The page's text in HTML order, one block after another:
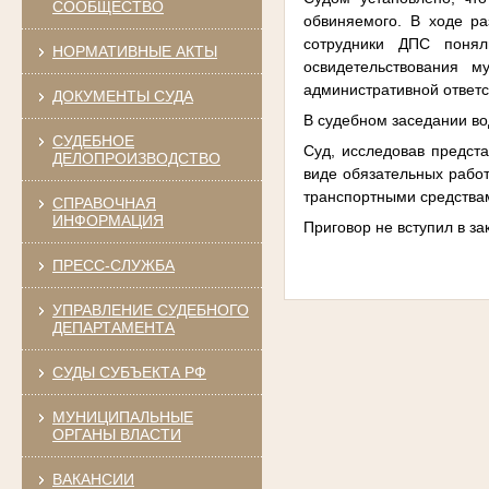
СООБЩЕСТВО
НОРМАТИВНЫЕ АКТЫ
ДОКУМЕНТЫ СУДА
СУДЕБНОЕ
ДЕЛОПРОИЗВОДСТВО
СПРАВОЧНАЯ
ИНФОРМАЦИЯ
ПРЕСС-СЛУЖБА
УПРАВЛЕНИЕ СУДЕБНОГО
ДЕПАРТАМЕНТА
СУДЫ СУБЪЕКТА РФ
МУНИЦИПАЛЬНЫЕ
ОРГАНЫ ВЛАСТИ
ВАКАНСИИ
обвиняемого. В ходе
сотрудники ДПС
освидетельствования
административной
В судебном заседании
Суд, исследовав
виде обязательных
транспортными
Приговор не вступил в